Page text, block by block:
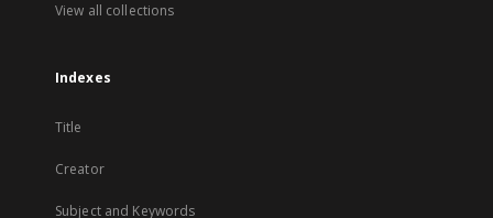
View all collections
Indexes
Title
Creator
Subject and Keywords